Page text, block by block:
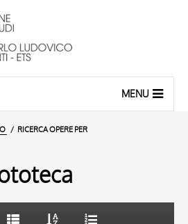
MENU
RICERCA OPERE PER